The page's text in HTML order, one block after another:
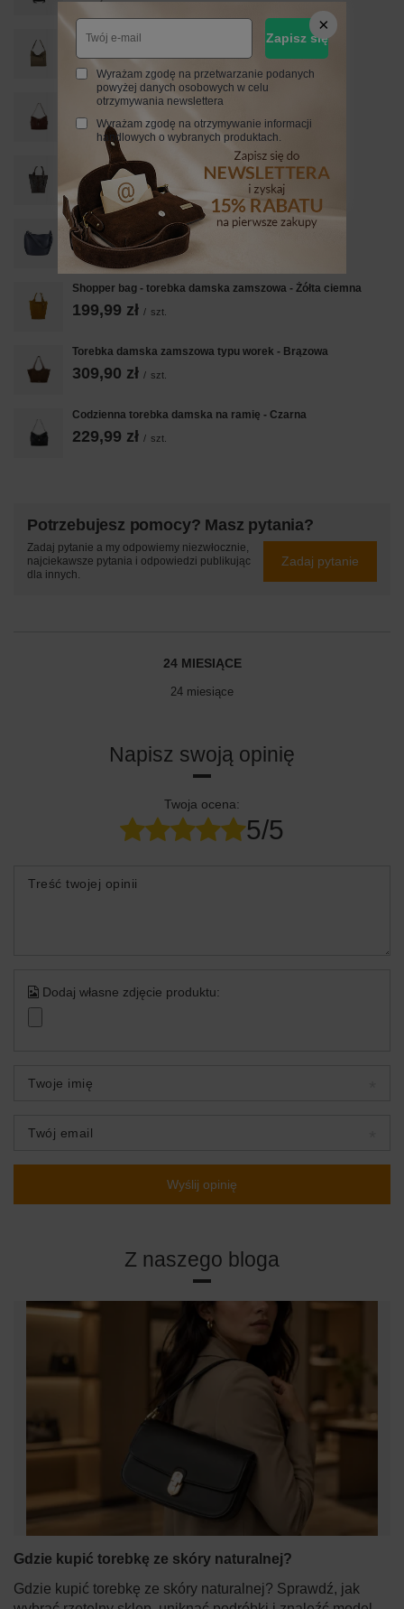
Pojemny skórzany worek na ramię - Beżowy
239,99 zł / szt.
Codzienna torebka damska na ramię - Brązowa
229,99 zł / szt.
Modny worek skórzany - CROCO - Brązowy ciemny
219,99 zł szt.
Duża torba damska skórzana na ramię - Granatowa
349,99 zł / szt.
Shopper bag - torebka damska zamszowa - Żółta ciemna
199,99 zł / szt.
Torebka damska zamszowa typu worek - Brązowa
309,90 zł / szt.
Codzienna torebka damska na ramię - Czarna
229,99 zł / szt.
Potrzebujesz pomocy? Masz pytania?
Zadaj pytanie a my odpowiemy niezwłocznie,
najciekawsze pytania i odpowiedzi publikując
dla innych.
Zadaj pytanie
24 MIESIĄCE
24 miesiące
Napisz swoją opinię
Twoja ocena:
5/5
Treść twojej opinii
Dodaj własne zdjęcie produktu:
Twoje imię
Twój email
Wyślij opinię
Z naszego bloga
Gdzie kupić torebkę ze skóry naturalnej?
Gdzie kupić torebkę ze skóry naturalnej? Sprawdź, jak
Zapisz się
Wyrażam zgodę na przetwarzanie podanych
powyżej danych osobowych w celu
otrzymywania newslettera
Wyrażam zgodę na otrzymywanie informacji
handlowych o wybranych produktach.